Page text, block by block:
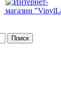
Поиск